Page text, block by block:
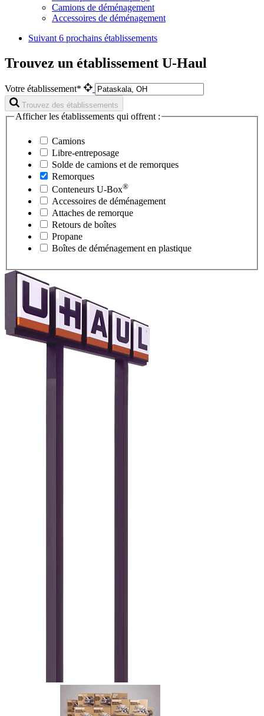
Camions de déménagement
Accessoires de déménagement
Suivant 6 prochains établissements
Trouvez un établissement U-Haul
Votre établissement*
Trouvez des établissements
Afficher les établissements qui offrent :
Camions
Libre-entreposage
Solde de camions et de remorques
Remorques
Conteneurs U-Box®
Accessoires de déménagement
Attaches de remorque
Retours de boîtes
Propane
Boîtes de déménagement en plastique